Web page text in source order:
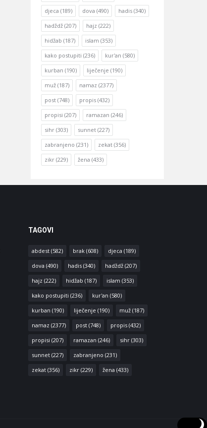
djeca (189) dova (490) hadis (340)
hadždž (207) hajz (222)
hidžab (187) islam (353)
kako postupiti (236) kur'an (580)
kurban (190) liječenje (190)
muž (187) namaz (2377)
post (748) propis (432)
propisi (207) ramazan (246)
sihr (303) sunnet (227)
zabranjeno (231) zekat (356)
zikr (229) žena (433)
TAGOVI
abdest(582) brak(608) djeca (189)
dova (490) hadis(340) hadždž(207)
hajz (222) hidžab (187) islam (353)
kako postupiti (236) kur'an (580)
kurban (190) liječenje (190) muž(187)
namaz (2377) post(748) propis(432)
propisi (207) ramazan (246) sihr(303)
sunnet(227) zabranjeno (231)
zekat(356) zikr(229) žena (433)